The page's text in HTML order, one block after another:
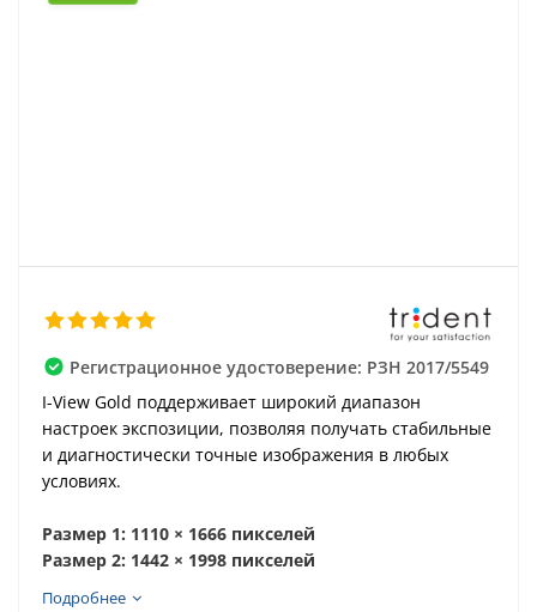
Регистрационное удостоверение: РЗН 2017/5549
I-View Gold поддерживает широкий диапазон
настроек экспозиции, позволяя получать стабильные
и диагностически точные изображения в любых
условиях.
Размер 1: 1110 × 1666 пикселей
Размер 2: 1442 × 1998 пикселей
Подробнее